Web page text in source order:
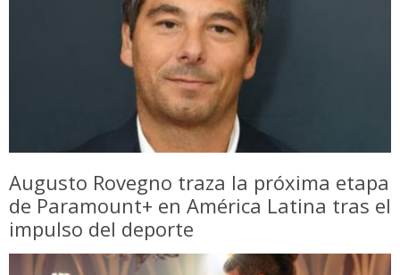
Augusto Rovegno traza la próxima etapa
de Paramount+ en América Latina tras el
impulso del deporte